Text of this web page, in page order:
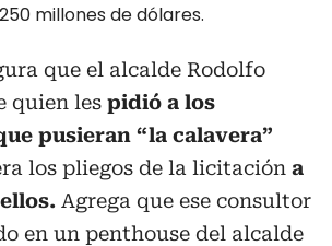
millones de dólares.
que el alcalde Rodolfo
quien les pidió a los
pusieran “la calavera”
los pliegos de la licitación a
Agrega que ese consultor
en un penthouse del alcalde